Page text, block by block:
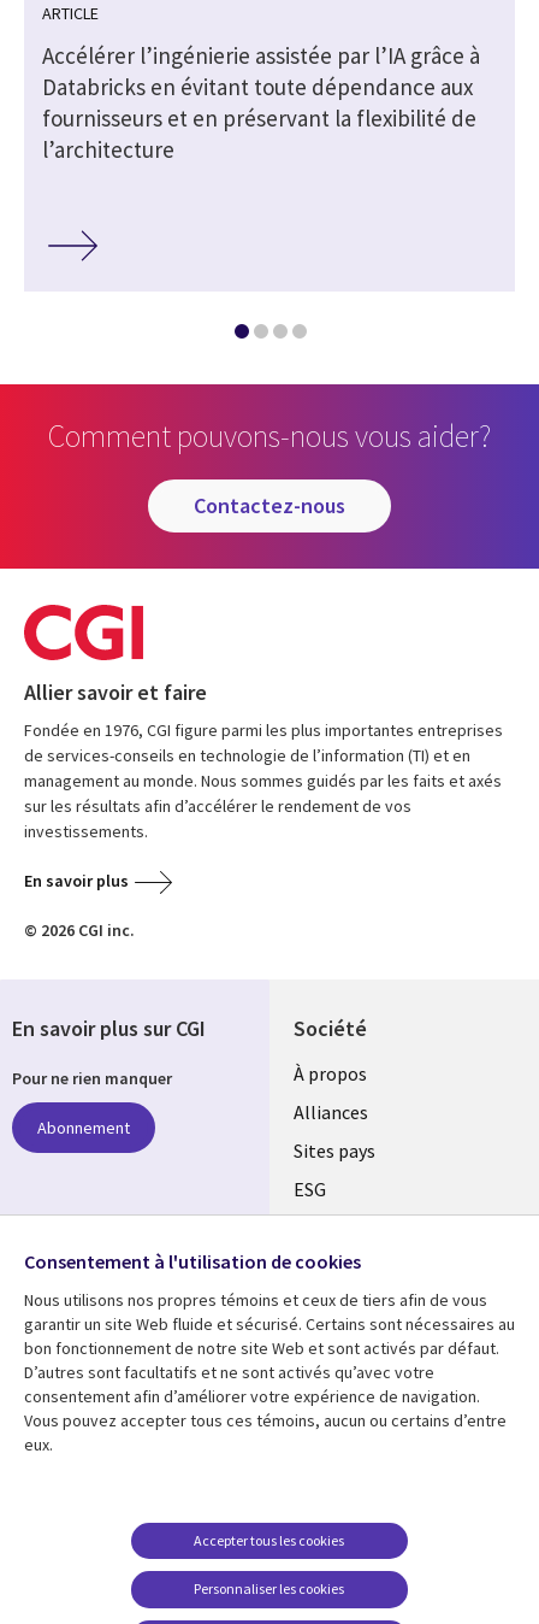
ARTICLE
Accélérer l’ingénierie assistée par l’IA grâce à
Databricks en évitant toute dépendance aux
fournisseurs et en préservant la flexibilité de
l’architecture
Comment pouvons-nous vous aider?
contactez-nous
Allier savoir et faire
Fondée en 1976, CGI figure parmi les plus importantes entreprises
de services-conseils en technologie de l’information (TI) et en
management au monde. Nous sommes guidés par les faits et axés
sur les résultats afin d’accélérer le rendement de vos
investissements.
En savoir plus
© 2026 CGI inc.
Société
À propos
Alliances
Sites pays
ESG
Fusions
Salle de presse
Ressources
Articles
Études de cas
Baladodiffusions
Support
Restrictions et
conditions juridiques
Carrières FAQ
En savoir plus sur CGI
Pour ne rien manquer
Abonnement
Suivez-nous
Social
Media
Global
FR
Consentement à l'utilisation de cookies
Nous utilisons nos propres témoins et ceux de tiers afin de vous
garantir un site Web fluide et sécurisé. Certains sont nécessaires au
bon fonctionnement de notre site Web et sont activés par défaut.
D’autres sont facultatifs et ne sont activés qu’avec votre
consentement afin d’améliorer votre expérience de navigation.
Vous pouvez accepter tous ces témoins, aucun ou certains d’entre
eux.
Personnaliser les cookies
Accepter tous les cookies